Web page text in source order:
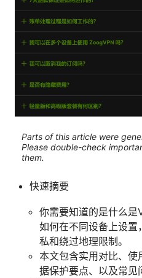
Parts of this article were
Please double-check
them.
快速摘要
你需要知道的是什么是
如何在不同设备上设置
私和绕过地理限制。
本文包含实用对比、使
据保护要点、以及常见